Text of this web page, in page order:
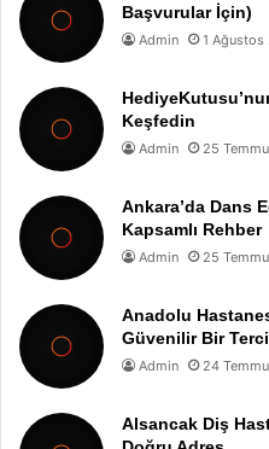
Başvurular İçin)
Admin 1 Ağustos
Keşfedin
Admin 25
Ankara’da Dans
Kapsamlı Rehber
Admin 25
Anadolu
Güvenilir Bir
Admin 24
Alsancak Diş